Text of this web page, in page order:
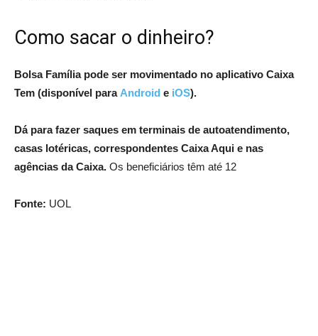
Como sacar o dinheiro?
Bolsa Família pode ser movimentado no aplicativo Caixa
Tem (disponível para Android e iOS).
Dá para fazer saques em terminais de autoatendimento,
casas lotéricas, correspondentes Caixa Aqui e nas
agências da Caixa. Os beneficiários têm até 12
Fonte: UOL